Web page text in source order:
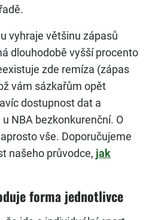
vyhraje většinu zápasů
dlouhodobě vyšší procento
zde remíza (zápas
vám sázkařům opět
dostupnost dat a
NBA bezkonkurenční. O
vše. Doporučujeme
našeho průvodce, jak
forma jednotlivce